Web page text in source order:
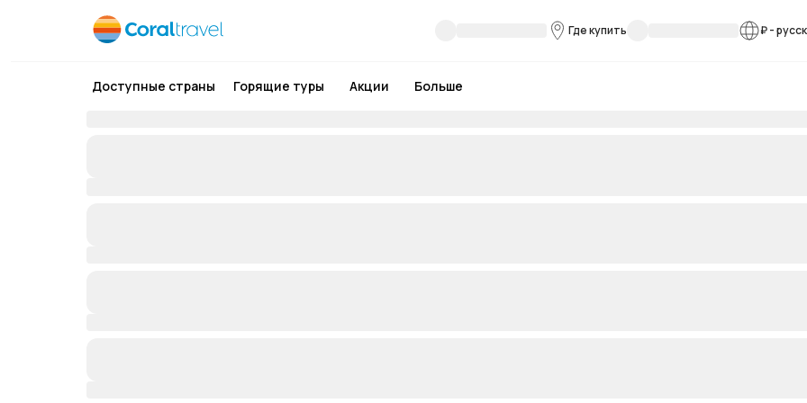
Где купить ₽-
Доступные страны Горящие туры Акции Больше